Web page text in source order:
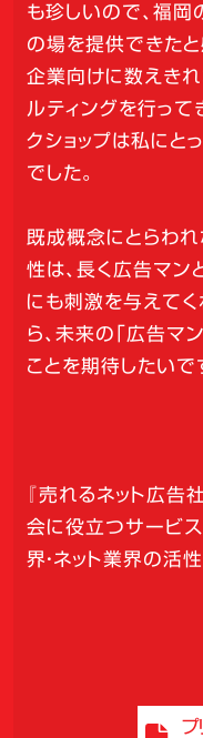
も珍しいので、福
の場を提供できたと
企業向けに数えき
ルティングを行って
クショップは私にと
でした。
既成概念にとらわ
性は、長く広告マン
にも刺激を与えて
ら、未来の「広告マ
ことを期待したいで
『売れるネット広告
会に役立つサービ
界・ネット業界の活